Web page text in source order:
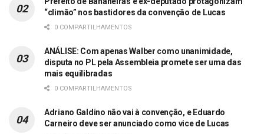
“climão” nos bastidores da convenção de Lucas
0 COMPARTILHAMENTOS
ANÁLISE: Com apenas Walber como unanimidade,
disputa no PL pela Assembleia promete ser uma das
mais equilibradas
0 COMPARTILHAMENTOS
Adriano Galdino não vai à convenção, e Eduardo
Carneiro deve ser anunciado como vice de Lucas